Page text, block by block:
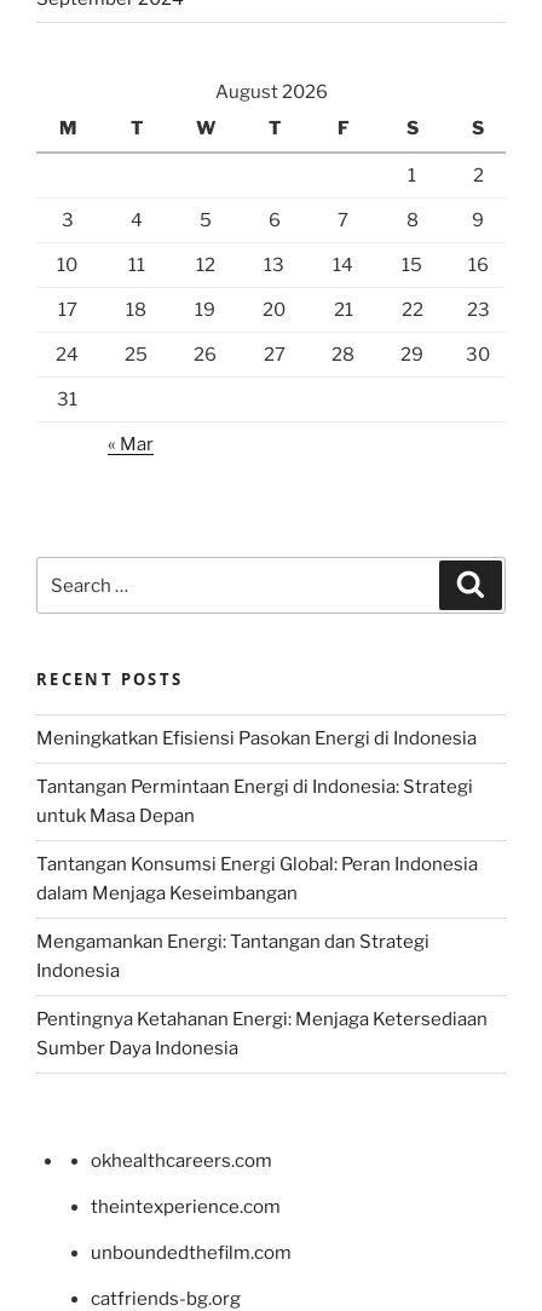
August 2026
M
T W T F S S
1 2
3 4 5 6 7 8 9
10 11 12 13 14 15 16
17 18 19 20 21 22 23
24 25 26 27 28 29 30
31
« Mar
for:
RECENT POSTS
Meningkatkan Efisiensi Pasokan Energi di Indonesia
Tantangan Permintaan Energi di Indonesia: Strategi
untuk Masa Depan
Tantangan Konsumsi Energi Global: Peran Indonesia
dalam Menjaga Keseimbangan
Mengamankan Energi: Tantangan dan Strategi
Indonesia
Pentingnya Ketahanan Energi: Menjaga Ketersediaan
Sumber Daya Indonesia
okhealthcareers.com
theintexperience.com
unboundedthefilm.com
catfriends-bg.org